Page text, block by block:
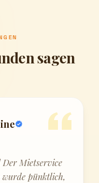
sagen
Der Mietservice
wurde pünktlich,